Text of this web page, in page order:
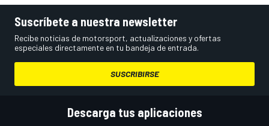
Suscríbete a nuestra newsletter
Recibe noticias de motorsport, actualizaciones y ofertas
especiales directamente en tu bandeja de entrada.
SUSCRIBIRSE
Descarga tus aplicaciones